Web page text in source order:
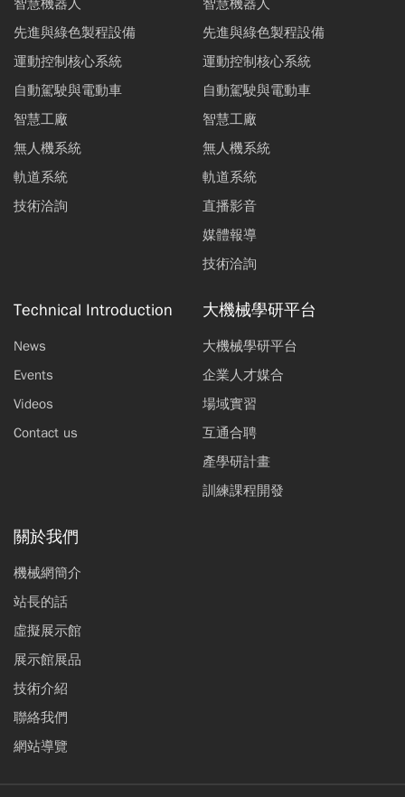
先進與綠色製程設備
運動控制核心系統
自動駕駛與電動車
智慧工廠
無人機系統
軌道系統
技術洽詢
先進與綠色製程設備
運動控制核心系統
自動駕駛與電動車
智慧工廠
無人機系統
軌道系統
直播影音
媒體報導
技術洽詢
Technical Introduction
News
Events
Videos
Contact us
大機械學研平台
大機械學研平台
企業人才媒合
場域實習
互通合聘
產學研計畫
訓練課程開發
關於我們
機械網簡介
站長的話
虛擬展示館
展示館展品
技術介紹
聯絡我們
網站導覽